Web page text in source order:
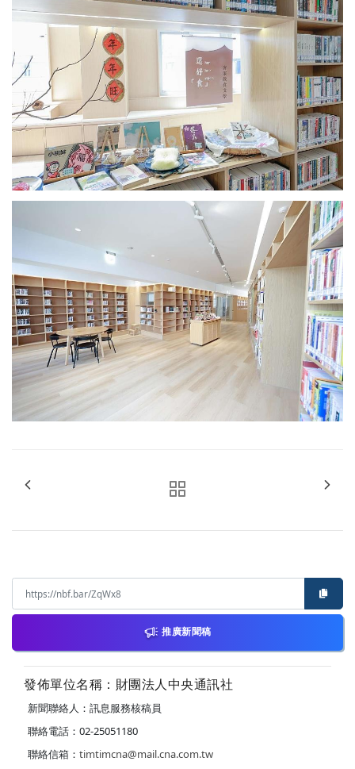
推廣新聞稿
發佈單位名稱：財團法人中央通訊社
新聞聯絡人：訊息服務核稿員
聯絡電話：02-25051180
聯絡信箱： timtimcna@mail.cna.com.tw